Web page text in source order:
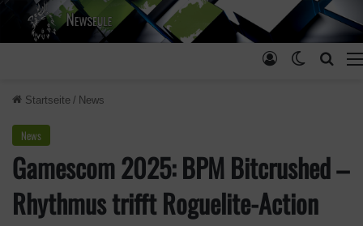
Skin
Anmelden
Startseite / News
News
Gamescom 2025: BPM Bitcrushed –
Rhythmus trifft Roguelite-Action